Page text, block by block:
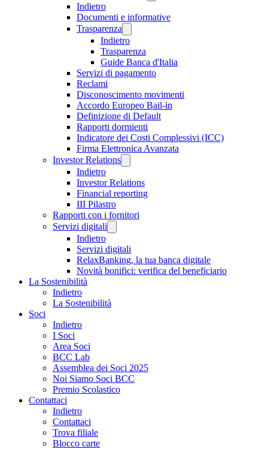
Indietro
Documenti e informative
Trasparenza
Indietro
Trasparenza
Guide Banca d'Italia
Servizi di pagamento
Reclami
Disconoscimento movimenti
Accordo Europeo Bail-in
Definizione di Default
Rapporti dormienti
Indicatore dei Costi Complessivi (ICC)
Firma Elettronica Avanzata
Investor Relations
Indietro
Investor Relations
Financial reporting
III Pilastro
Rapporti con i fornitori
Servizi digitali
Indietro
Servizi digitali
RelaxBanking, la tua banca digitale
Novità bonifici: verifica del beneficiario
La Sostenibilità
Indietro
La Sostenibilità
Soci
Indietro
I Soci
Area Soci
BCC Lab
Assemblea dei Soci 2025
Noi Siamo Soci BCC
Premio Scolastico
Contattaci
Indietro
Contattaci
Trova filiale
Blocco carte